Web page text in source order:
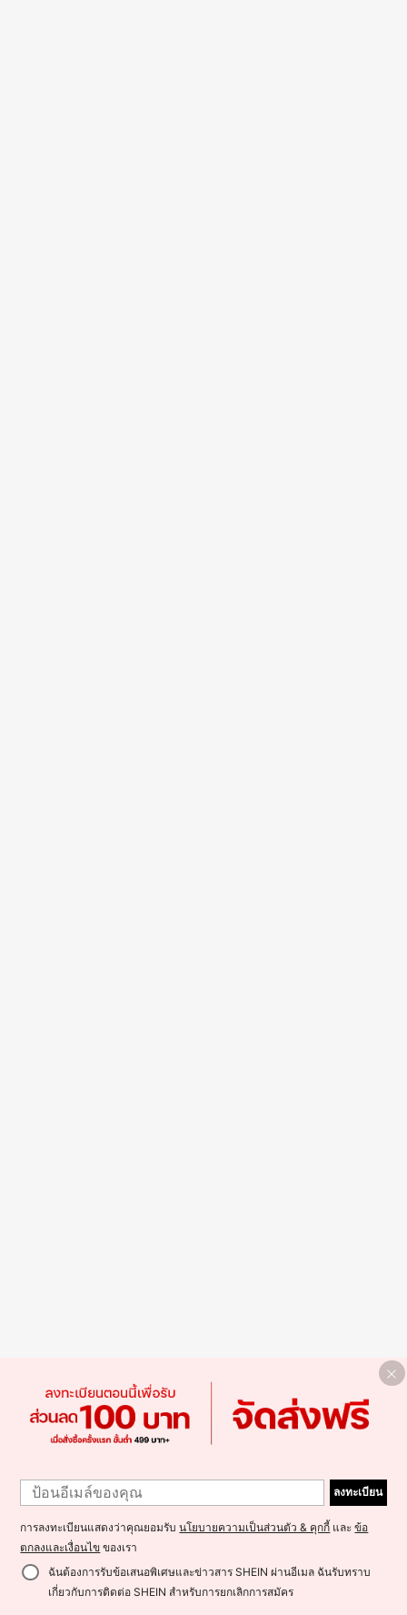
ลงทะเบียน
การลงทะเบียนแสดงว่าคุณยอมรับนโยบายความเป็นส่วนตัว & คุกกี้ และข้อ
ตกลงและเงื่อนไข ของเรา
ฉันต้องการรับข้อเสนอพิเศษและข่าวสาร SHEIN ผ่านอีเมล ฉันรับทราบ
เกี่ยวกับการติดต่อ SHEIN สำหรับการยกเลิกการสมัคร